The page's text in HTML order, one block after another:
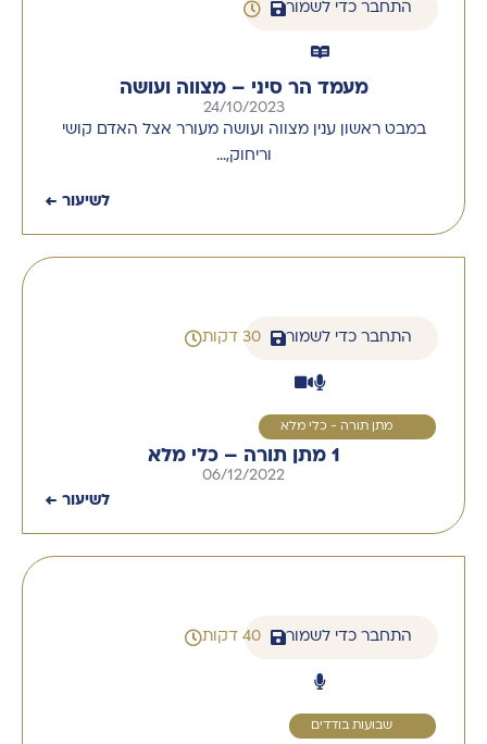
התחבר כדי לשמור
מעמד הר סיני – מצווה ועושה
24/10/2023
במבט ראשון ענין מצווה ועושה מעורר אצל האדם קושי
וריחוק,…
לשיעור ←
התחבר כדי לשמור 30 דקות
מתן תורה - כלי מלא
1 מתן תורה – כלי מלא
06/12/2022
לשיעור ←
התחבר כדי לשמור 40 דקות
שבועות בודדים